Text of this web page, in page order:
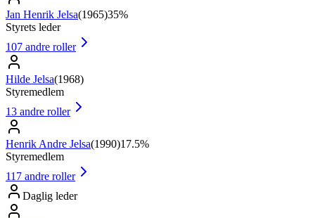
Jan Henrik Jelsa(1965)35%
Styrets leder
107 andre roller
Hilde Jelsa(1968)
Styremedlem
13 andre roller
Henrik Andre Jelsa(1990)17.5%
Styremedlem
117 andre roller
Daglig leder